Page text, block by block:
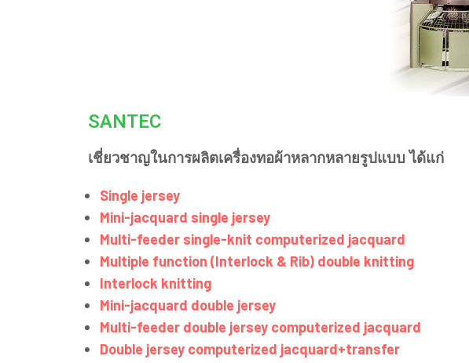
SANTEC
เชี่ยวชาญในการผลิตเครื่องทอผ้าหลากหลายรูปแบบ ได้แก่
Single jersey
Mini-jacquard single jersey
Multi-feeder single-knit computerized jacquard
Multiple function (Interlock & Rib) double knitting
Interlock knitting
Mini-jacquard double jersey
Multi-feeder double jersey computerized jacquard
Double jersey computerized jacquard+transfer